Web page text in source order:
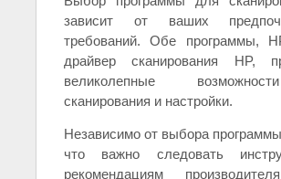
зависит от ваших
требований. Обе программы,
драйвер сканирования HP,
великолепные
сканирования и настройки.
Независимо от выбора
что важно следовать
рекомендациям